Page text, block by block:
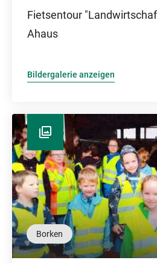
Fietsentour
Ahaus
Bildergalerie anzeigen
Borken